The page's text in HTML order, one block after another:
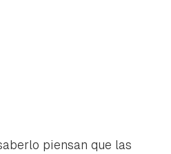
piensan que las